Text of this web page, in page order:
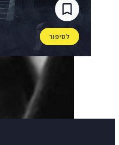
לסיפור